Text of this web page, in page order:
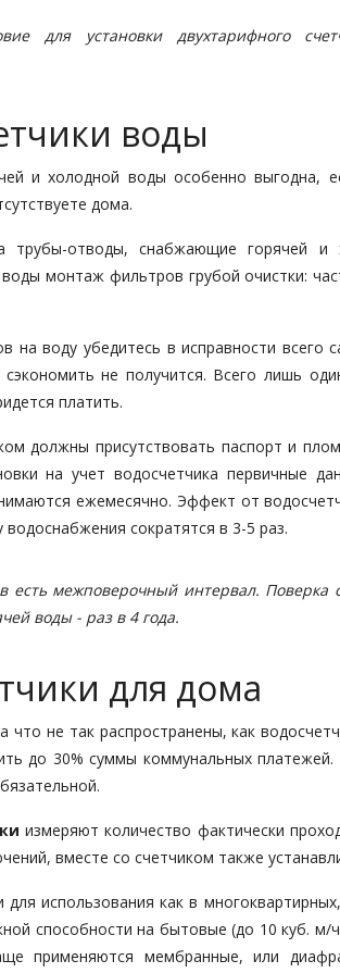
для установки двухтарифного
воды
и холодной воды особенно
дома.
трубы-отводы, снабжающие горячей и
монтаж фильтров грубой очистки:
на воду убедитесь в исправности
не получится. Всего лишь
платить.
должны присутствовать паспорт и
на учет водосчетчика первичные
ежемесячно. Эффект от
сократятся в 3-5 раз.
есть межповерочный интервал. Поверка
воды - раз в 4 года.
для дома
что не так распространены, как
до 30% суммы коммунальных платежей.
измеряют количество фактически
вместе со счетчиком также
для использования как в
способности на бытовые (до 10 куб.
применяются мембранные, или